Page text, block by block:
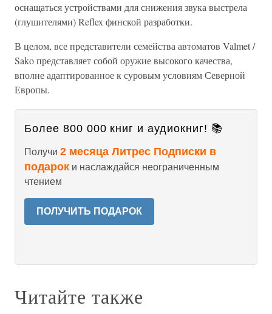
оснащаться устройствами для снижения звука выстрела
(глушителями) Reflex финской разработки.
В целом, все представители семейства автоматов Valmet /
Sako представляет собой оружие высокого качества,
вполне адаптированное к суровым условиям Северной
Европы.
Более 800 000 книг и аудиокниг! 📚
Получи 2 месяца Литрес Подписки в
подарок и наслаждайся неограниченным
чтением
ПОЛУЧИТЬ ПОДАРОК
Читайте также